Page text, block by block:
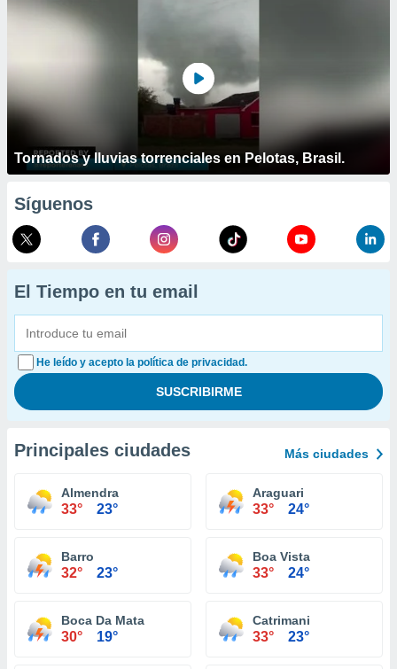
Tornados y lluvias torrenciales en Pelotas, Brasil.
Síguenos
El Tiempo en tu email
He leído y acepto la política de privacidad.
Principales ciudades Más ciudades
Almendra
33° 23°
Araguari
33° 24°
Barro
32° 23°
Boa Vista
33° 24°
Boca Da Mata
30° 19°
Catrimani
33° 23°